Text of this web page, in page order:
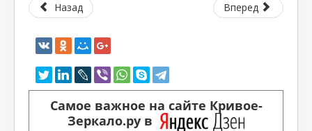
Назад Вперед
Самое важное на сайте Кривое-
Зеркало.ру в